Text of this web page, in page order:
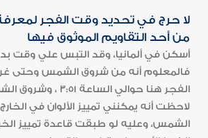
لا حرج في تحديد وقت الفجر
من أحد التقاويم الموثوق فيها
أسكن في ألمانيا، وقد التبس علي وقت
فالمعلوم أنه من شروق الشمس وحتى
لاحظت أنه يمكنني تمييز الألوان في
الشمس، وعليه لو طبقت قاعدة تمييز